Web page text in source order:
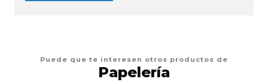
Puede que te interesen otros productos de
Papelería